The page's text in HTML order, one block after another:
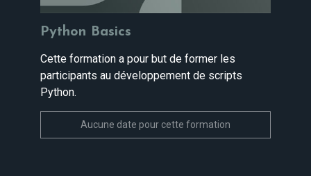
Python Basics
Cette formation a pour but de former les
participants au développement de scripts
Python.
Aucune date pour cette formation